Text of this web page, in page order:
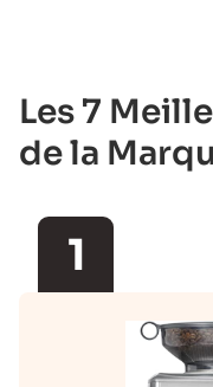
Les 7
de la
1